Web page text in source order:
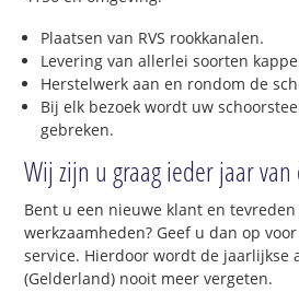
Plaatsen van RVS rookkanalen.
Levering van allerlei soorten
Herstelwerk aan en rondom de
Bij elk bezoek wordt uw
gebreken.
Wij zijn u graag ieder jaar
Bent u een nieuwe klant en tevreden
werkzaamheden? Geef u dan op
service. Hierdoor wordt de jaarlijkse
(Gelderland) nooit meer vergeten.